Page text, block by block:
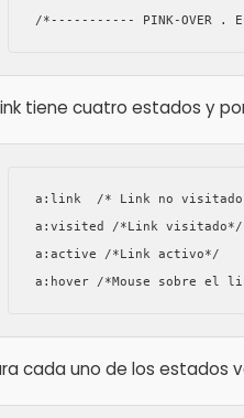
/*----------- PINK-OVER .
tiene cuatro estados y
a:link  /* Link no
a:visited /*Link visitado*/
a:active /*Link activo*/
cada uno de los estados